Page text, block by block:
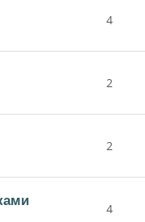
4
2
2
4